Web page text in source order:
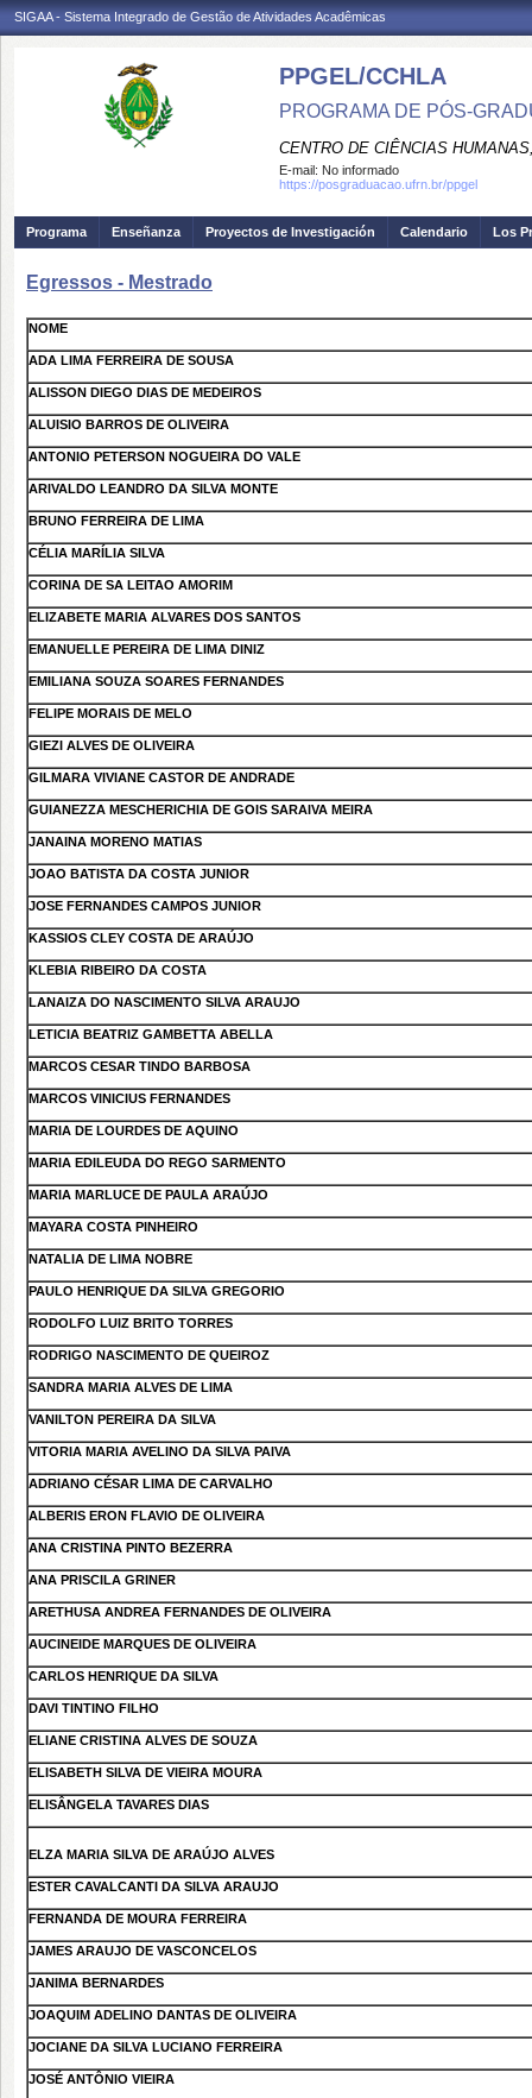
SIGAA - Sistema Integrado de Gestão de Atividades Acadêmicas
PPGEL/CCHLA
PROGRAMA DE PÓS-
CENTRO DE CIÊNCIAS
E-mail: No informado
https://posgraduacao.ufrn.br/ppgel
Programa Enseñanza Proyectos de Investigación Calendario Los
Egressos - Mestrado
NOME
ADA LIMA FERREIRA DE SOUSA
ALISSON DIEGO DIAS DE MEDEIROS
ALUISIO BARROS DE OLIVEIRA
ANTONIO PETERSON NOGUEIRA DO VALE
ARIVALDO LEANDRO DA SILVA MONTE
BRUNO FERREIRA DE LIMA
CÉLIA MARÍLIA SILVA
CORINA DE SA LEITAO AMORIM
ELIZABETE MARIA ALVARES DOS SANTOS
EMANUELLE PEREIRA DE LIMA DINIZ
EMILIANA SOUZA SOARES FERNANDES
FELIPE MORAIS DE MELO
GIEZI ALVES DE OLIVEIRA
GILMARA VIVIANE CASTOR DE ANDRADE
GUIANEZZA MESCHERICHIA DE GOIS SARAIVA MEIRA
JANAINA MORENO MATIAS
JOAO BATISTA DA COSTA JUNIOR
JOSE FERNANDES CAMPOS JUNIOR
KASSIOS CLEY COSTA DE ARAÚJO
KLEBIA RIBEIRO DA COSTA
LANAIZA DO NASCIMENTO SILVA ARAUJO
LETICIA BEATRIZ GAMBETTA ABELLA
MARCOS CESAR TINDO BARBOSA
MARCOS VINICIUS FERNANDES
MARIA DE LOURDES DE AQUINO
MARIA EDILEUDA DO REGO SARMENTO
MARIA MARLUCE DE PAULA ARAÚJO
MAYARA COSTA PINHEIRO
NATALIA DE LIMA NOBRE
PAULO HENRIQUE DA SILVA GREGORIO
RODOLFO LUIZ BRITO TORRES
RODRIGO NASCIMENTO DE QUEIROZ
SANDRA MARIA ALVES DE LIMA
VANILTON PEREIRA DA SILVA
VITORIA MARIA AVELINO DA SILVA PAIVA
ADRIANO CÉSAR LIMA DE CARVALHO
ALBERIS ERON FLAVIO DE OLIVEIRA
ANA CRISTINA PINTO BEZERRA
ANA PRISCILA GRINER
ARETHUSA ANDREA FERNANDES DE OLIVEIRA
AUCINEIDE MARQUES DE OLIVEIRA
CARLOS HENRIQUE DA SILVA
DAVI TINTINO FILHO
ELIANE CRISTINA ALVES DE SOUZA
ELISABETH SILVA DE VIEIRA MOURA
ELISÂNGELA TAVARES DIAS
ELZA MARIA SILVA DE ARAÚJO ALVES
ESTER CAVALCANTI DA SILVA ARAUJO
FERNANDA DE MOURA FERREIRA
JAMES ARAUJO DE VASCONCELOS
JANIMA BERNARDES
JOAQUIM ADELINO DANTAS DE OLIVEIRA
JOCIANE DA SILVA LUCIANO FERREIRA
JOSÉ ANTÔNIO VIEIRA